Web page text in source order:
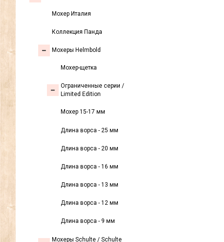
Мохер Италия
Коллекция Панда
Мохеры Helmbold
Мохер-щетка
Ограниченные серии /
Limited Edition
Мохер 15-17 мм
Длина ворса - 25 мм
Длина ворса - 20 мм
Длина ворса - 16 мм
Длина ворса - 13 мм
Длина ворса - 12 мм
Длина ворса - 9 мм
Мохеры Sсhulte / Schulte